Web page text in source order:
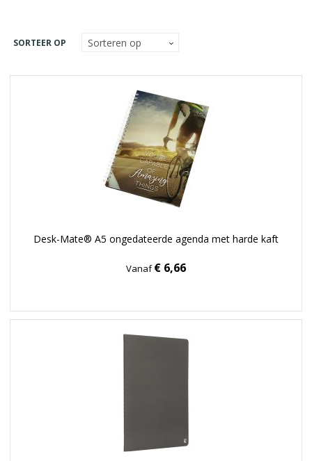
SORTEER OP
Desk-Mate® A5 ongedateerde agenda met harde kaft
Vanaf€ 6,66